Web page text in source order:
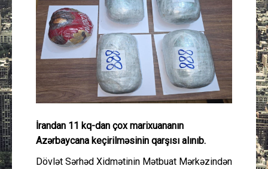
Müsahibə
İdman
Layihə
Gündəm
Cəmiyyət
Peşə etikası
İrandan 11 kq-dan çox marixuananın
Azərbaycana keçirilməsinin qarşısı alınıb.
Dövlət Sərhəd Xidmətinin Mətbuat Mərkəzindən